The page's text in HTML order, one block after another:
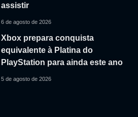
assistir
6 de agosto de 2026
Xbox prepara conquista
equivalente à Platina do
PlayStation para ainda este ano
5 de agosto de 2026